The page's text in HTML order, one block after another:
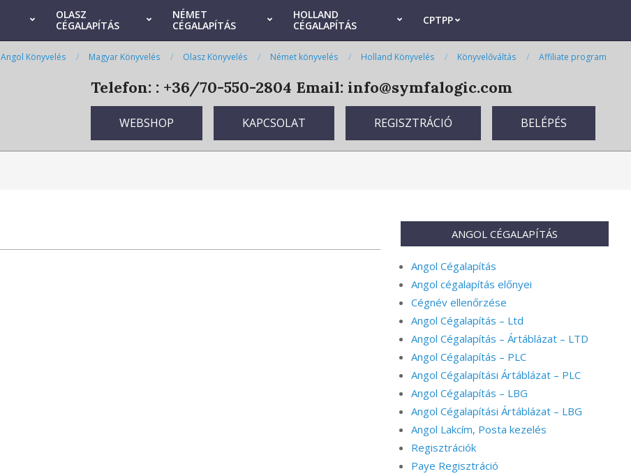
OLASZ
CÉGALAPÍTÁS
NÉMET
CÉGALAPÍTÁS
HOLLAND
CÉGALAPÍTÁS
CPTPP
Angol Könyvelés Magyar Könyvelés Olasz Könyvelés Német könyvelés Holland Könyvelés Könyvelőváltás Affiliate program
Telefon: : +36/70-550-2804 Email: info@symfalogic.com
WEBSHOP KAPCSOLAT REGISZTRÁCIÓ BELÉPÉS
ANGOL CÉGALAPÍTÁS
Angol Cégalapítás
Angol cégalapítás előnyei
Cégnév ellenőrzése
Angol Cégalapítás – Ltd
Angol Cégalapítás – Ártáblázat – LTD
Angol Cégalapítás – PLC
Angol Cégalapítási Ártáblázat – PLC
Angol Cégalapítás – LBG
Angol Cégalapítási Ártáblázat – LBG
Angol Lakcím, Posta kezelés
Regisztrációk
Paye Regisztráció